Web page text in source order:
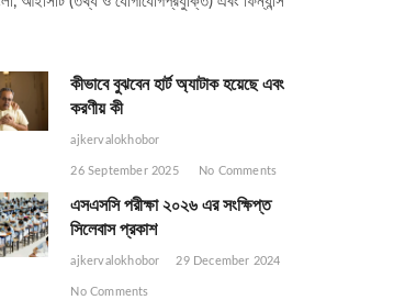
কীভাবে বুঝবেন হার্ট অ্যাটাক হয়েছে এবং
করণীয় কী
ajkervalokhobor
26 September 2025 No Comments
এসএসসি পরীক্ষা ২০২৬ এর সংক্ষিপ্ত
সিলেবাস প্রকাশ
ajkervalokhobor 29 December 2024
No Comments